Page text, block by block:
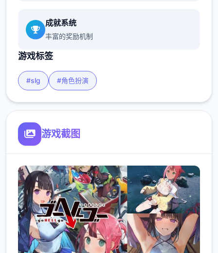
成就系统
丰富的奖励机制
游戏标签
#slg #角色扮演
游戏截图